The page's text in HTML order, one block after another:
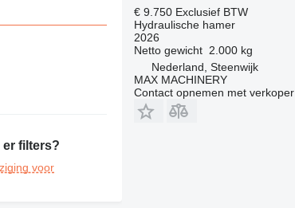
er filters?
voor
€ 9.750 Exclusief BTW
Hydraulische hamer
2026
Netto gewicht 2.000 kg
Nederland, Steenwijk
MAX MACHINERY
Contact opnemen met verkoper